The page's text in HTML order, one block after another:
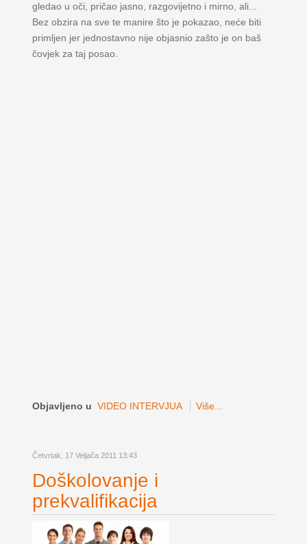
gledao u oči, pričao jasno, razgovijetno i mirno, ali...
Bez obzira na sve te manire što je pokazao, neće biti
primljen jer jednostavno nije objasnio zašto je on baš
čovjek za taj posao.
Objavljeno u VIDEO INTERVJUA Više...
Četvrtak, 17 Veljača 2011 13:43
Doškolovanje i
prekvalifikacija